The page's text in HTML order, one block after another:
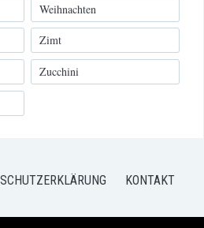
Weihnachten
Zimt
Zucchini
KONTAKT